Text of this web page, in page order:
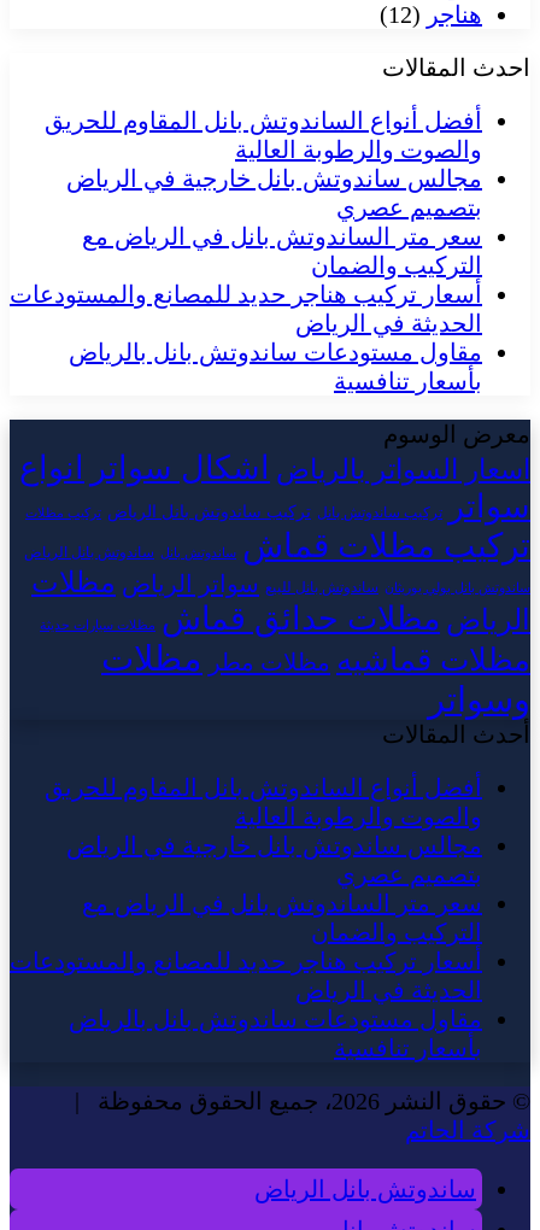
هناجر (12)
احدث المقالات
أفضل أنواع الساندوتش بانل المقاوم للحريق
والصوت والرطوبة العالية
مجالس ساندوتش بانل خارجية في الرياض
بتصميم عصري
سعر متر الساندوتش بانل في الرياض مع
التركيب والضمان
أسعار تركيب هناجر حديد للمصانع والمستودعات
الحديثة في الرياض
مقاول مستودعات ساندوتش بانل بالرياض
بأسعار تنافسية
معرض الوسوم
اسعار السواتر بالرياض اشكال سواتر
انواع
سواتر
تركيب ساندوتش بانل تركيب ساندوتش بانل الرياض تركيب مظلات
تركيب مظلات قماش ساندوتش بانل ساندوتش بانل الرياض
ساندوتش بانل بولي يوريثان ساندوتش بانل للبيع سواتر الرياض مظلات
الرياض مظلات حدائق قماش مظلات سيارات حديثة
مظلات قماشيه مظلات مطر مظلات
وسواتر
أحدث المقالات
أفضل أنواع الساندوتش بانل المقاوم للحريق
والصوت والرطوبة العالية
مجالس ساندوتش بانل خارجية في الرياض
بتصميم عصري
سعر متر الساندوتش بانل في الرياض مع
التركيب والضمان
أسعار تركيب هناجر حديد للمصانع والمستودعات
الحديثة في الرياض
مقاول مستودعات ساندوتش بانل بالرياض
بأسعار تنافسية
© حقوق النشر 2026، جميع الحقوق محفوظة |
شركة الحاتم
ساندوتش بانل الرياض